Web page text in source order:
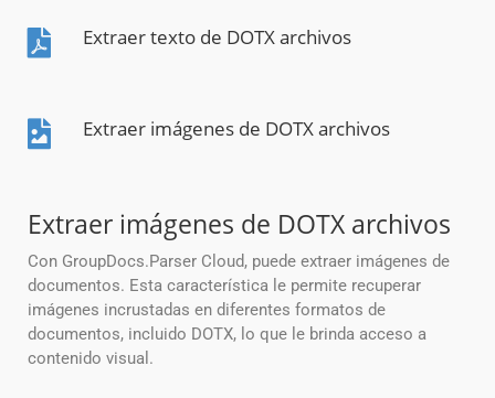
Extraer texto de DOTX archivos
Extraer imágenes de DOTX archivos
Extraer imágenes de DOTX archivos
Con GroupDocs.Parser Cloud, puede extraer imágenes de
documentos. Esta característica le permite recuperar
imágenes incrustadas en diferentes formatos de
documentos, incluido DOTX, lo que le brinda acceso a
contenido visual.